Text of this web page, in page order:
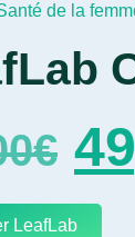
de la
€
LeafLab